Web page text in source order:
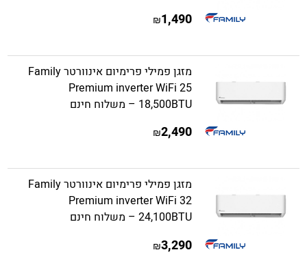
1,490
₪
מזגן פמילי פרימיום אינוורטר Family
Premium inverter WiFi 25
18,500BTU – משלוח חינם
2,490
₪
מזגן פמילי פרימיום אינוורטר Family
Premium inverter WiFi 32
24,100BTU – משלוח חינם
3,290
₪